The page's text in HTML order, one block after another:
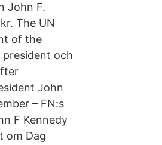
John F.
The UN
of the
president och
John
– FN:s
F Kennedy
om Dag